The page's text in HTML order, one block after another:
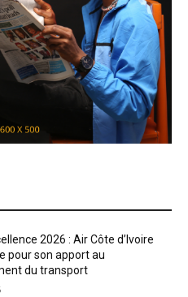
2026 : Air Côte d’Ivoire
pour son apport au
du transport